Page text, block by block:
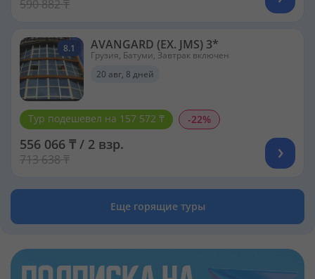
590 882 ₸
8.1 AVANGARD (EX. JMS) 3*
Грузия, Батуми, Завтрак включен
20 авг, 8 дней
Тур подешевел на 157 572 ₸ -22%
556 066 ₸ / 2 взр.
713 638 ₸
Еще горящие туры